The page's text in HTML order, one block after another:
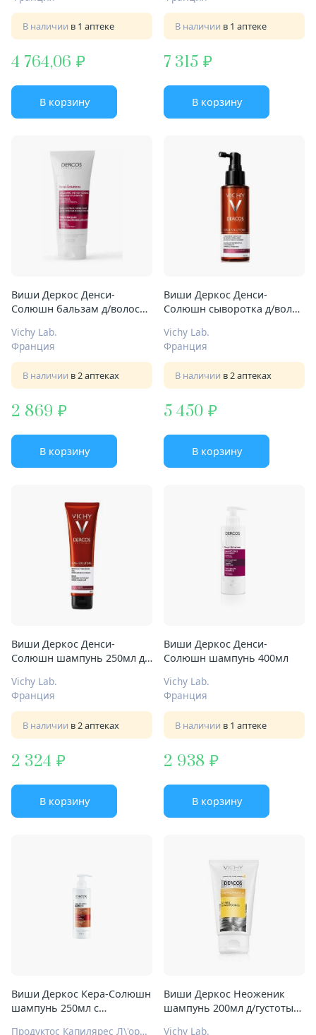
В наличии в 1 аптеке
4 764,06
В корзину
В наличии в 1 аптеке
7 315
В корзину
Виши Деркос Денси-
Солюшн бальзам д/волос
Vichy Lab.
Франция
В наличии в 2 аптеках
2 869
В корзину
Виши Деркос Денси-
Солюшн сыворотка д/волос
Vichy Lab.
Франция
В наличии в 2 аптеках
5 450
В корзину
Виши Деркос Денси-
Солюшн шампунь 250мл д/
Vichy Lab.
Франция
В наличии в 2 аптеках
2 324
В корзину
Виши Деркос Денси-
Солюшн шампунь 400мл
Vichy Lab.
Франция
В наличии в 1 аптеке
2 938
В корзину
Виши Деркос Кера-Солюшн
шампунь 250мл с
Продуктос Капилярес Л\'ореаль С.А.
Виши Деркос Неоженик
шампунь 200мл д/густоты
Vichy Lab.